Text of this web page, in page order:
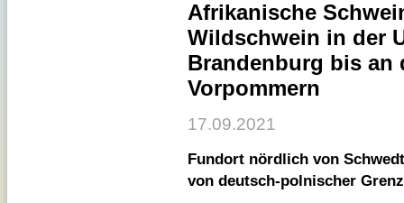
Afrikanische
Wildschwein in der
Brandenburg bis an
Vorpommern
17.09.2021
Fundort nördlich von
von deutsch-polnischer